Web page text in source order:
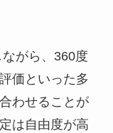
がら、360度
価といった多
わせることが
は自由度が高